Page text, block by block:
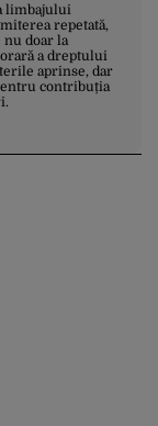
limbajului
repetată,
nu doar la
a dreptului
aprinse, dar
contribuția